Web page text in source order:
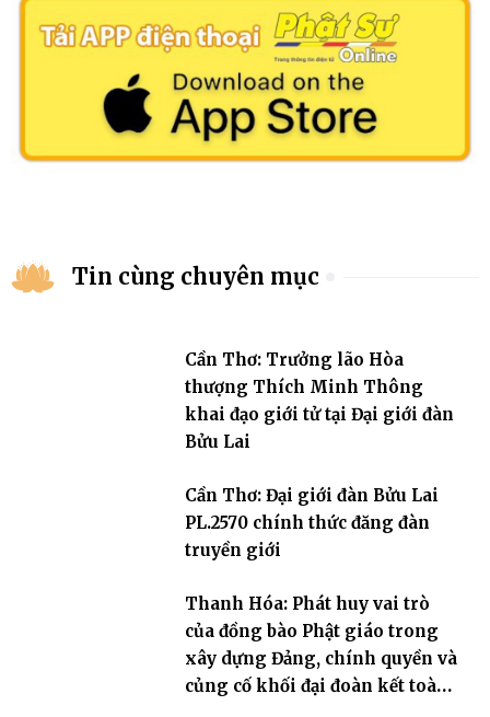
Tin cùng chuyên mục
Cần Thơ: Trưởng lão Hòa
thượng Thích Minh Thông
khai đạo giới tử tại Đại giới đàn
Bửu Lai
Cần Thơ: Đại giới đàn Bửu Lai
PL.2570 chính thức đăng đàn
truyền giới
Thanh Hóa: Phát huy vai trò
của đồng bào Phật giáo trong
xây dựng Đảng, chính quyền và
củng cố khối đại đoàn kết toàn